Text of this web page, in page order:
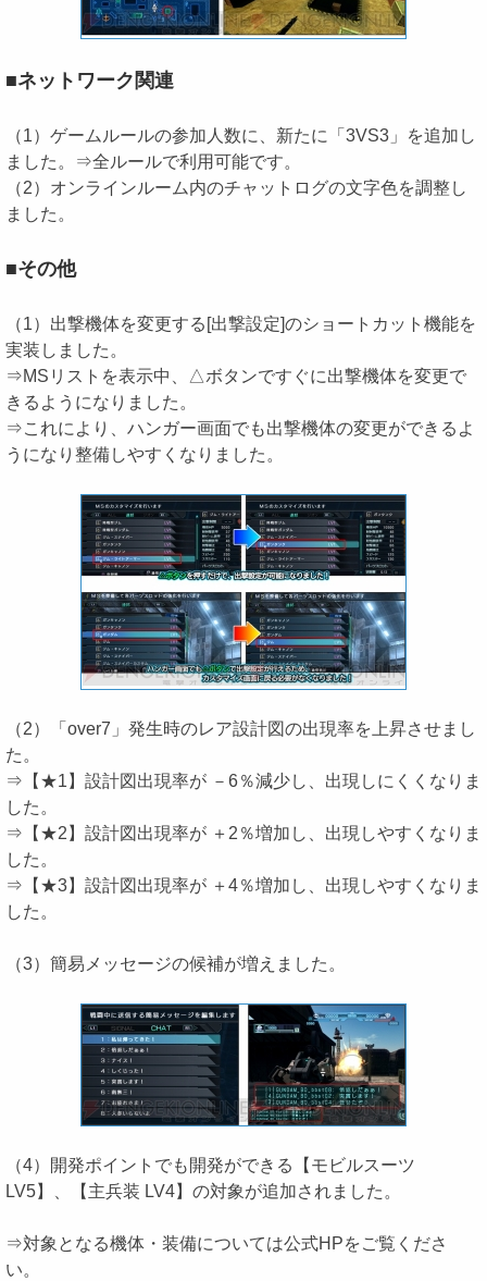
■ネットワーク関連
（1）ゲームルールの参加人数に、新たに「3VS3」を追加し
ました。⇒全ルールで利用可能です。
（2）オンラインルーム内のチャットログの文字色を調整し
ました。
■その他
（1）出撃機体を変更する[出撃設定]のショートカット機能を
実装しました。
⇒MSリストを表示中、△ボタンですぐに出撃機体を変更で
きるようになりました。
⇒これにより、ハンガー画面でも出撃機体の変更ができるよ
うになり整備しやすくなりました。
（2）「over7」発生時のレア設計図の出現率を上昇させまし
た。
⇒【★1】設計図出現率が －6％減少し、出現しにくくなりま
した。
⇒【★2】設計図出現率が ＋2％増加し、出現しやすくなりま
した。
⇒【★3】設計図出現率が ＋4％増加し、出現しやすくなりま
した。
（3）簡易メッセージの候補が増えました。
（4）開発ポイントでも開発ができる【モビルスーツ
LV5】、【主兵装 LV4】の対象が追加されました。
⇒対象となる機体・装備については公式HPをご覧くださ
い。